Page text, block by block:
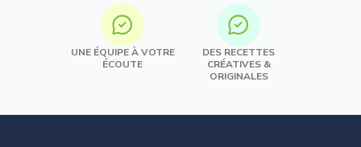
UNE ÉQUIPE À VOTRE
ÉCOUTE
DES RECETTES
CRÉATIVES &
ORIGINALES